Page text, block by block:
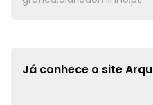
Já conhece o site